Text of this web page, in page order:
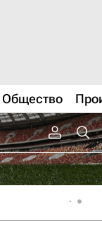
Общество